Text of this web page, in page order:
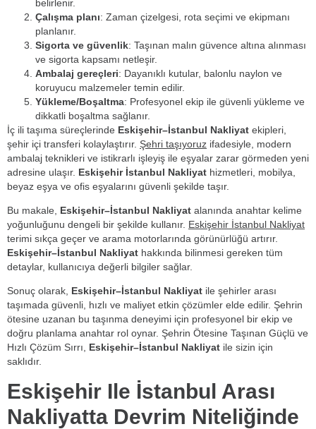
belirlenir.
Çalışma planı: Zaman çizelgesi, rota seçimi ve ekipmanı
planlanır.
Sigorta ve güvenlik: Taşınan malın güvence altına alınması
ve sigorta kapsamı netleşir.
Ambalaj gereçleri: Dayanıklı kutular, balonlu naylon ve
koruyucu malzemeler temin edilir.
Yükleme/Boşaltma: Profesyonel ekip ile güvenli yükleme ve
dikkatli boşaltma sağlanır.
İç ili taşıma süreçlerinde Eskişehir–İstanbul Nakliyat ekipleri,
şehir içi transferi kolaylaştırır. Şehri taşıyoruz ifadesiyle, modern
ambalaj teknikleri ve istikrarlı işleyiş ile eşyalar zarar görmeden yeni
adresine ulaşır. Eskişehir İstanbul Nakliyat hizmetleri, mobilya,
beyaz eşya ve ofis eşyalarını güvenli şekilde taşır.
Bu makale, Eskişehir–İstanbul Nakliyat alanında anahtar kelime
yoğunluğunu dengeli bir şekilde kullanır. Eskişehir İstanbul Nakliyat
terimi sıkça geçer ve arama motorlarında görünürlüğü artırır.
Eskişehir–İstanbul Nakliyat hakkında bilinmesi gereken tüm
detaylar, kullanıcıya değerli bilgiler sağlar.
Sonuç olarak, Eskişehir–İstanbul Nakliyat ile şehirler arası
taşımada güvenli, hızlı ve maliyet etkin çözümler elde edilir. Şehrin
ötesine uzanan bu taşınma deneyimi için profesyonel bir ekip ve
doğru planlama anahtar rol oynar. Şehrin Ötesine Taşınan Güçlü ve
Hızlı Çözüm Sırrı, Eskişehir–İstanbul Nakliyat ile sizin için
saklıdır.
Eskişehir Ile İstanbul Arası
Nakliyatta Devrim Niteliğinde